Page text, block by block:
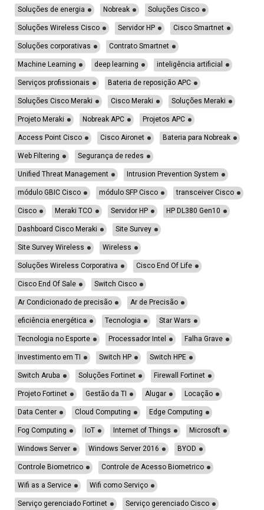
Soluções de energia Nobreak Soluções Cisco
Soluções Wireless Cisco Servidor HP Cisco Smartnet
Soluções corporativas Contrato Smartnet
Machine Learning deep learning inteligência artificial
Serviços profissionais Bateria de reposição APC
Soluções Cisco Meraki Cisco Meraki Soluções Meraki
Projeto Meraki Nobreak APC Projetos APC
Access Point Cisco Cisco Aironet Bateria para Nobreak
Web Filtering Segurança de redes
Unified Threat Management Intrusion Prevention System
módulo GBIC Cisco módulo SFP Cisco transceiver Cisco
Cisco Meraki TCO Servidor HP HP DL380 Gen10
Dashboard Cisco Meraki Site Survey
Site Survey Wireless Wireless
Soluções Wireless Corporativa Cisco End Of Life
Cisco End Of Sale Switch Cisco
Ar Condicionado de precisão Ar de Precisão
eficiência energética Tecnologia Star Wars
Tecnologia no Esporte Processador Intel Falha Grave
Investimento em TI Switch HP Switch HPE
Switch Aruba Soluções Fortinet Firewall Fortinet
Projeto Fortinet Gestão da TI Alugar Locação
Data Center Cloud Computing Edge Computing
Fog Computing IoT Internet of Things Microsoft
Windows Server Windows Server 2016 BYOD
Controle Biometrico Controle de Acesso Biometrico
Wifi as a Service Wifi como Serviço
Serviço gerenciado Fortinet Serviço gerenciado Cisco